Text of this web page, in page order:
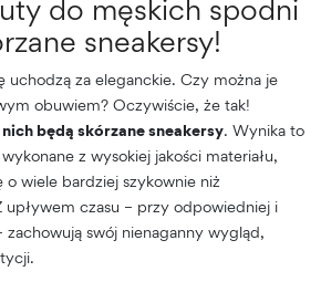
do męskich spodni
sneakersy!
uchodzą za eleganckie. Czy można je
obuwiem? Oczywiście, że tak!
będą skórzane sneakersy. Wynika to
z wysokiej jakości materiału,
o wiele bardziej szykownie niż
czasu – przy odpowiedniej i
zachowują swój nienaganny wygląd,